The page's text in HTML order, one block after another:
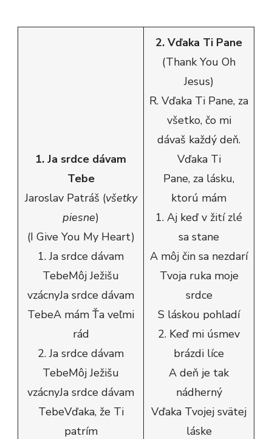
1. Ja srdce dávam
Tebe
Jaroslav Patráš (všetky
piesne)
(I Give You My Heart)
1. Ja srdce dávam
TebeMôj Ježišu
vzácnyJa srdce dávam
TebeA mám Ťa veľmi
rád
2. Ja srdce dávam
TebeMôj Ježišu
vzácnyJa srdce dávam
TebeVďaka, že Ti
patrím
2. Vďaka Ti Pane
(Thank You Oh
Jesus)
R. Vďaka Ti Pane, za
všetko, čo mi
dávaš každý deň.
Vďaka Ti
Pane, za lásku,
ktorú mám
1. Aj keď v žití zlé
sa stane
A môj čin sa nezdarí
Tvoja ruka moje
srdce
S láskou pohladí
2. Keď mi úsmev
brázdi líce
A deň je tak
nádherný
Vďaka Tvojej svätej
láske